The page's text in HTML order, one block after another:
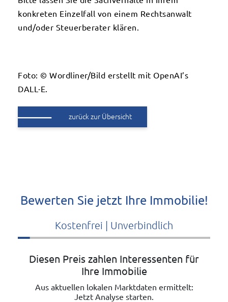
konkreten Einzelfall von einem Rechtsanwalt
und/oder Steuerberater klären.
Foto: © Wordliner/Bild erstellt mit OpenAI’s
DALL·E.
zurück zur Übersicht
Bewerten Sie jetzt Ihre Immobilie!
Kostenfrei | Unverbindlich
Diesen Preis zahlen Interessenten für
Ihre Immobilie
Aus aktuellen lokalen Marktdaten ermittelt:
Jetzt Analyse starten.